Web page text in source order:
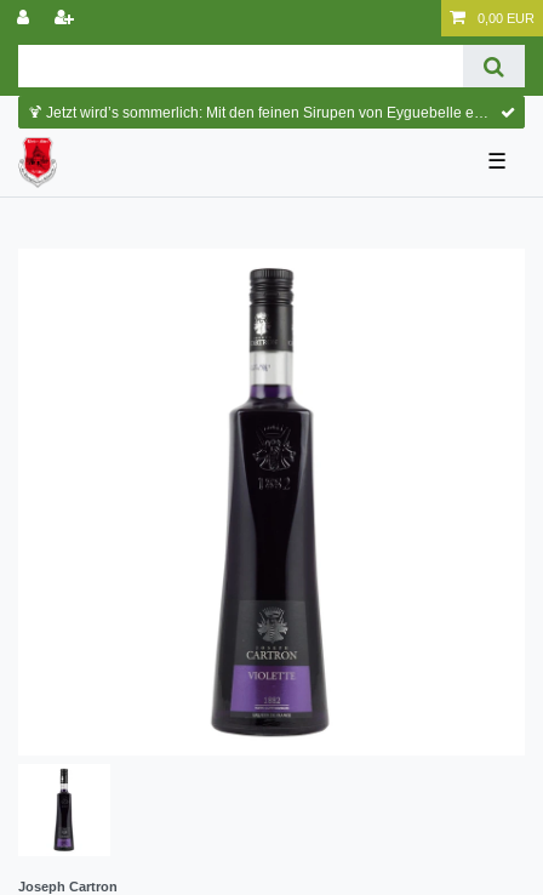
0,00 EUR
🍹 Jetzt wird’s sommerlich: Mit den feinen Sirupen von Eyguebelle entstehen erfrischende Cocktails und köstliche Sommerdrinks.
☰
Joseph Cartron